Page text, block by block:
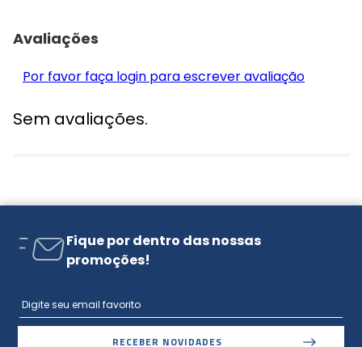
Avaliações
Por favor faça login para escrever avaliação
Sem avaliações.
Fique por dentro das nossas
promoções!
RECEBER NOVIDADES